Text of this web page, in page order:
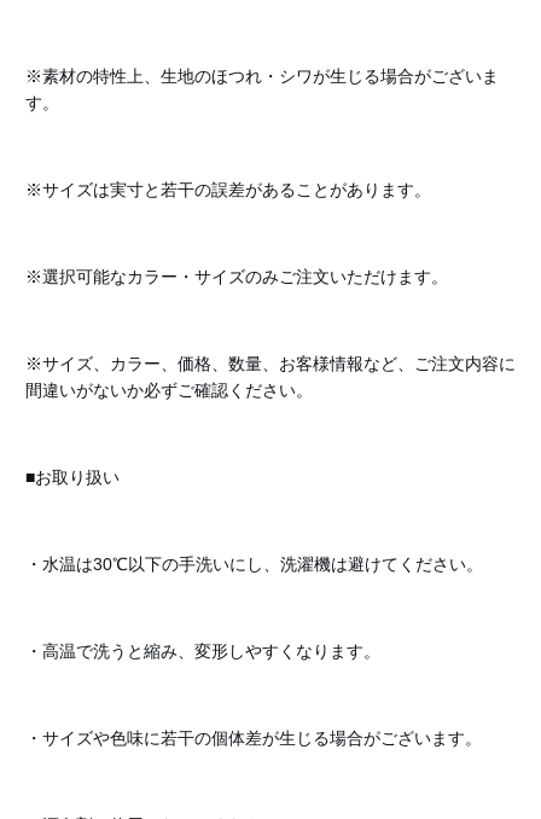
※素材の特性上、生地のほつれ・シワが生じる場合がございま
す。
※サイズは実寸と若干の誤差があることがあります。
※選択可能なカラー・サイズのみご注文いただけます。
※サイズ、カラー、価格、数量、お客様情報など、ご注文内容に
間違いがないか必ずご確認ください。
■お取り扱い
・水温は30℃以下の手洗いにし、洗濯機は避けてください。
・高温で洗うと縮み、変形しやすくなります。
・サイズや色味に若干の個体差が生じる場合がございます。